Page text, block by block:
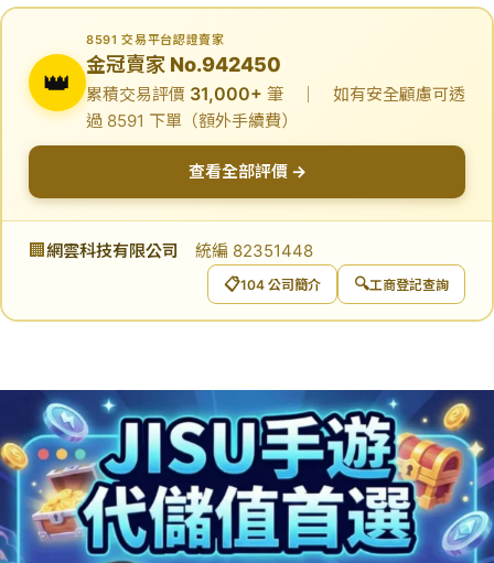
👑
8591 交易平台認證賣家
金冠賣家 No.942450
累積交易評價 31,000+ 筆 ｜ 如有安全顧慮可透
過 8591 下單（額外手續費）
查看全部評價 →
🏢 網雲科技有限公司 統編 82351448
📋104 公司簡介 🔍工商登記查詢